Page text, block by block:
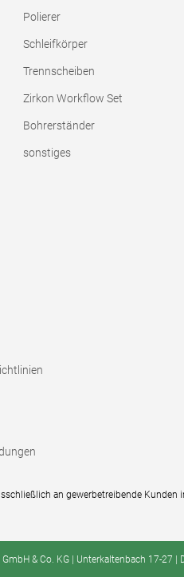
Polierer
Schleifkörper
Trennscheiben
Zirkon Workflow Set
Bohrerständer
sonstiges
an gewerbetreibende Kunden
GmbH & Co. KG | Unterkaltenbach 17-